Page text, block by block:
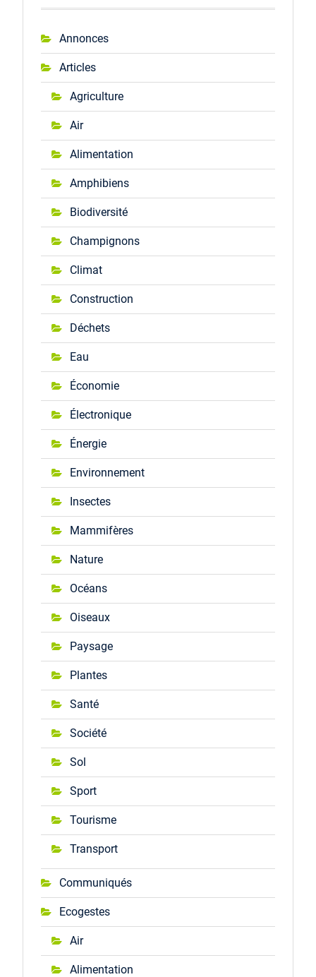
Annonces
Articles
Agriculture
Air
Alimentation
Amphibiens
Biodiversité
Champignons
Climat
Construction
Déchets
Eau
Économie
Électronique
Énergie
Environnement
Insectes
Mammifères
Nature
Océans
Oiseaux
Paysage
Plantes
Santé
Société
Sol
Sport
Tourisme
Transport
Communiqués
Ecogestes
Air
Alimentation